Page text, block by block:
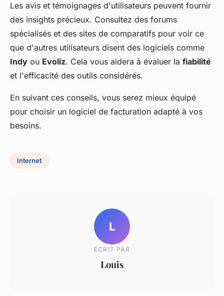
Les avis et témoignages d'utilisateurs peuvent fournir
des insights précieux. Consultez des forums
spécialisés et des sites de comparatifs pour voir ce
que d'autres utilisateurs disent des logiciels comme
Indy ou Evoliz. Cela vous aidera à évaluer la fiabilité
et l'efficacité des outils considérés.
En suivant ces conseils, vous serez mieux équipé
pour choisir un logiciel de facturation adapté à vos
besoins.
Internet
L
ECRIT PAR
Louis